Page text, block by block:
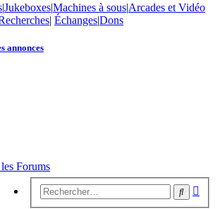
|Jukeboxes|Machines à sous|Arcades et Vidéo
| Échanges|Dons
annonces
Forums